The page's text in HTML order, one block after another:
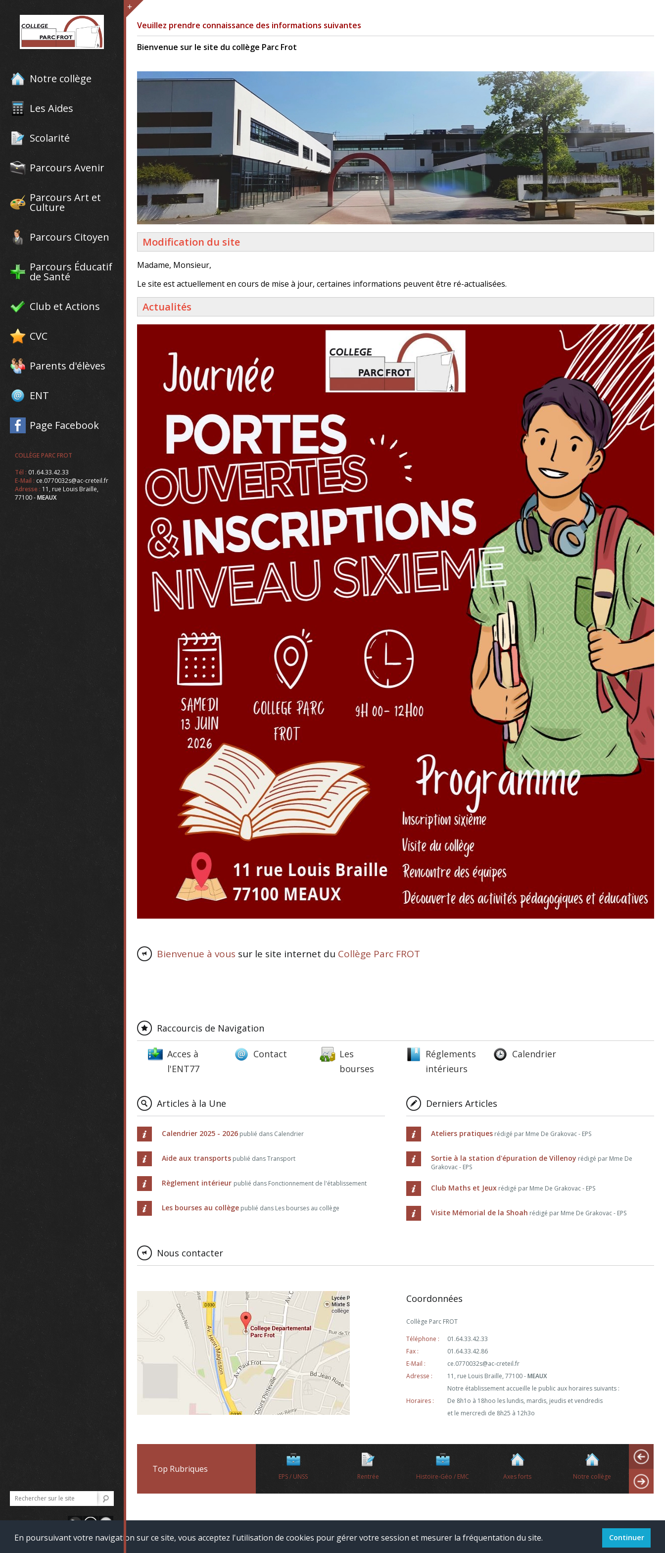
En poursuivant votre navigation sur ce site, vous acceptez l'utilisation de cookies pour gérer votre session et mesurer la fréquentation du site. Continuer
Notre collège
Les Aides
Scolarité
Parcours Avenir
Parcours Art et
Culture
Parcours Citoyen
Parcours Éducatif
de Santé
Club et Actions
CVC
Parents d'élèves
ENT
Page Facebook
COLLÈGE PARC FROT
Tél : 01.64.33.42.33
E-Mail : ce.0770032s@ac-creteil.fr
Adresse : 11, rue Louis Braille,
77100 -MEAUX
Veuillez prendre connaissance des informations suivantes
Bienvenue sur le site du collège Parc Frot
Modification du site
Madame, Monsieur,
Le site est actuellement en cours de mise à jour, certaines informations peuvent être ré-actualisées.
Actualités
Bienvenue à vous sur le site internet du Collège Parc FROT
Raccourcis de Navigation
Acces à
l'ENT77
Contact
Les
bourses
Réglements
intérieurs
Calendrier
Articles à la Une
Calendrier 2025 - 2026publié dans Calendrier
Aide aux transportspublié dans Transport
Règlement intérieur publié dans Fonctionnement de l'établissement
Les bourses au collègepublié dans Les bourses au collège
Derniers Articles
Ateliers pratiques rédigé par Mme De Grakovac - EPS
Sortie à la station d'épuration de Villenoy rédigé par Mme De
Grakovac - EPS
Club Maths et Jeux rédigé par Mme De Grakovac - EPS
Visite Mémorial de la Shoah rédigé par Mme De Grakovac - EPS
Nous contacter
Coordonnées
Collège Parc FROT
Téléphone :
01.64.33.42.33
Fax :
01.64.33.42.86
E-Mail :
ce.0770032s@ac-creteil.fr
Adresse :
11, rue Louis Braille, 77100 -MEAUX
Notre établissement accueille le public aux horaires suivants :
Horaires :
De 8h1o à 18hoo les lundis, mardis, jeudis et vendredis
et le mercredi de 8h25 à 12h3o
Top Rubriques
Rentrée Histoire-Géo / EMC Axes forts Notre collège Le Cross Les
Accueil Mentions Légales Liste complète des articles Websco Connexion ADI